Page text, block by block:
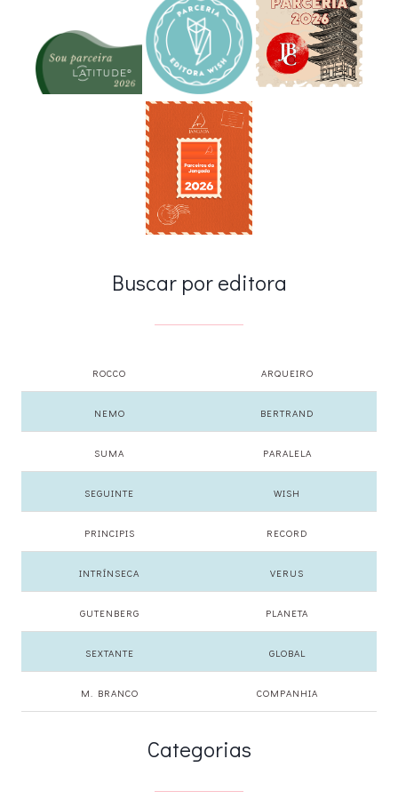
Buscar por editora
ROCCO ARQUEIRO
NEMO BERTRAND
SUMA PARALELA
SEGUINTE WISH
PRINCIPIS RECORD
INTRÍNSECA VERUS
GUTENBERG PLANETA
SEXTANTE GLOBAL
M. BRANCO COMPANHIA
Categorias